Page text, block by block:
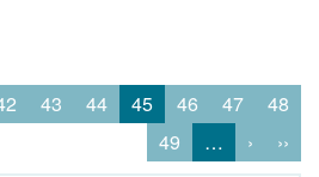
43 44 45 46 47
48
49
… › ››